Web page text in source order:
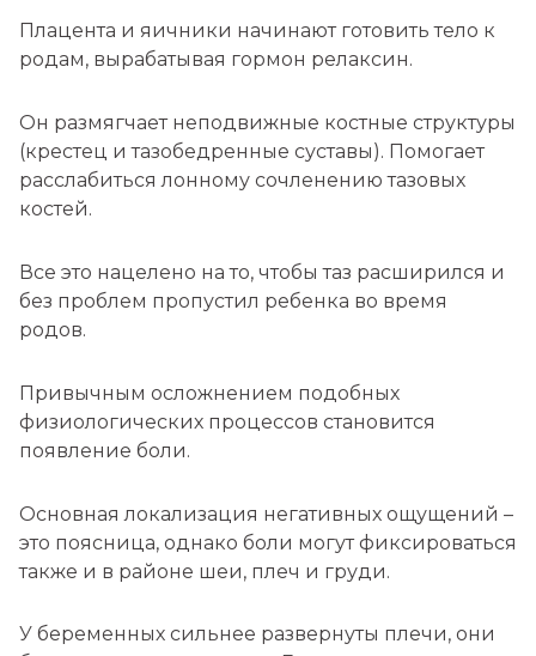
Плацента и яичники начинают готовить тело к
родам, вырабатывая гормон релаксин.
Он размягчает неподвижные костные структуры
(крестец и тазобедренные суставы). Помогает
расслабиться лонному сочленению тазовых
костей.
Все это нацелено на то, чтобы таз расширился и
без проблем пропустил ребенка во время
родов.
Привычным осложнением подобных
физиологических процессов становится
появление боли.
Основная локализация негативных ощущений –
это поясница, однако боли могут фиксироваться
также и в районе шеи, плеч и груди.
У беременных сильнее развернуты плечи, они